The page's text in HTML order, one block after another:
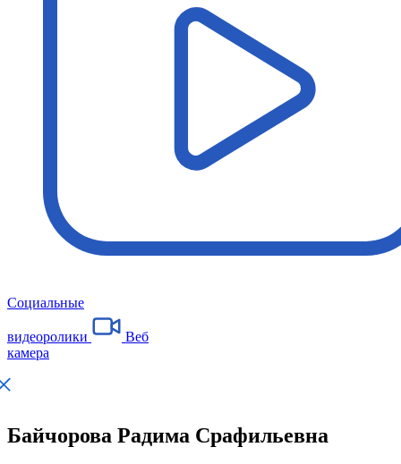
Социальные
видеоролики
Веб
камера
Байчорова Радима Срафильевна